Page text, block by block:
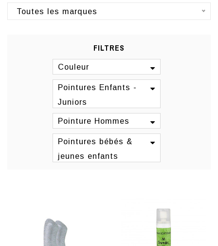
Toutes les marques
FILTRES
Couleur
Pointures Enfants -
Juniors
Pointure Hommes
Pointures bébés &
jeunes enfants